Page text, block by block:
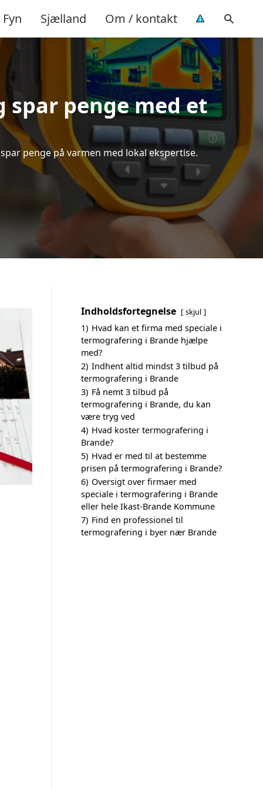
Fyn Sjælland Om / kontakt
spar penge med et
penge på varmen med lokal ekspertise.
Indholdsfortegnelse skjul
1) Hvad kan et firma med speciale i
termografering i Brande hjælpe
med?
2) Indhent altid mindst 3 tilbud på
termografering i Brande
3) Få nemt 3 tilbud på
termografering i Brande, du kan
være tryg ved
4) Hvad koster termografering i
Brande?
5) Hvad er med til at bestemme
prisen på termografering i Brande?
6) Oversigt over firmaer med
speciale i termografering i Brande
eller hele Ikast-Brande Kommune
7) Find en professionel til
termografering i byer nær Brande